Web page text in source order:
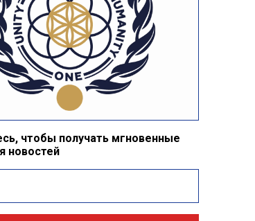
чтобы получать мгновенные
новостей